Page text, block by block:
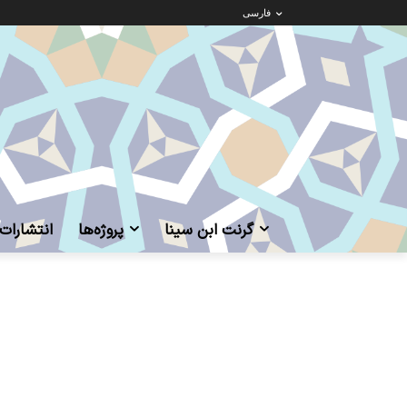
فارسی
انتشارات پروژه‌ها گرنت ابن‌ سینا